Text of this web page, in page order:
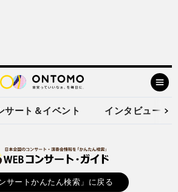
サート＆イベント インタビュー
サートかんたん検索」に戻る